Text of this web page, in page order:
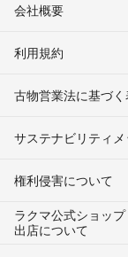
会社概要
利用規約
古物営業法に基づ
サステナビリティ
権利侵害について
ラクマ公式ショップ
出店について